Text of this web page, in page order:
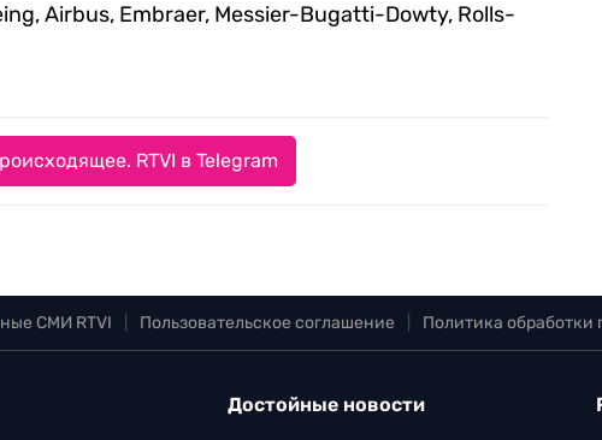
Airbus, Embraer, Messier-Bugatti-Dowty, Rolls-
RTVI в Telegram
СМИ RTVI Пользовательское соглашение Политика
Достойные новости